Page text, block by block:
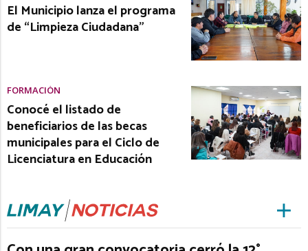
El Municipio lanza el programa
de “Limpieza Ciudadana”
FORMACIÓN
Conocé el listado de
beneficiarios de las becas
municipales para el Ciclo de
Licenciatura en Educación